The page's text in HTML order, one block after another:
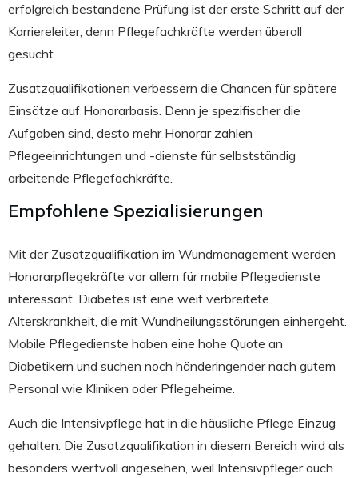
erfolgreich bestandene Prüfung ist der erste Schritt auf der
Karriereleiter, denn Pflegefachkräfte werden überall
gesucht.
Zusatzqualifikationen verbessern die Chancen für spätere
Einsätze auf Honorarbasis. Denn je spezifischer die
Aufgaben sind, desto mehr Honorar zahlen
Pflegeeinrichtungen und -dienste für selbstständig
arbeitende Pflegefachkräfte.
Empfohlene Spezialisierungen
Mit der Zusatzqualifikation im Wundmanagement werden
Honorarpflegekräfte vor allem für mobile Pflegedienste
interessant. Diabetes ist eine weit verbreitete
Alterskrankheit, die mit Wundheilungsstörungen einhergeht.
Mobile Pflegedienste haben eine hohe Quote an
Diabetikern und suchen noch händeringender nach gutem
Personal wie Kliniken oder Pflegeheime.
Auch die Intensivpflege hat in die häusliche Pflege Einzug
gehalten. Die Zusatzqualifikation in diesem Bereich wird als
besonders wertvoll angesehen, weil Intensivpfleger auch